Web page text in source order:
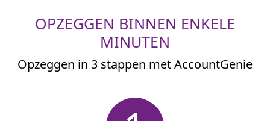
OPZEGGEN BINNEN ENKELE
MINUTEN
Opzeggen in 3 stappen met AccountGenie